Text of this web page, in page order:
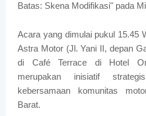
Batas: Skena Modifikasi" pada
Acara yang dimulai pukul 15.45
Astra Motor (Jl. Yani II, depan
di Café Terrace di Hotel
merupakan inisiatif
kebersamaan komunitas
Barat.